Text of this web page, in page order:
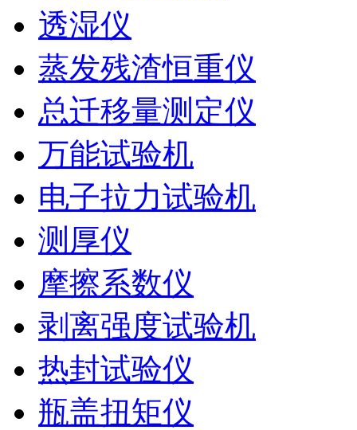
透湿仪
蒸发残渣恒重仪
总迁移量测定仪
万能试验机
电子拉力试验机
测厚仪
摩擦系数仪
剥离强度试验机
热封试验仪
瓶盖扭矩仪